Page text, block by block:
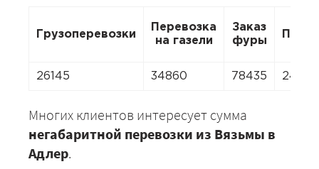
Грузоперевозки
Перевозка
на газели
Заказ
фуры
26145 34860 78435 24402
Многих клиентов интересует сумма
негабаритной перевозки из Вязьмы в
Адлер.